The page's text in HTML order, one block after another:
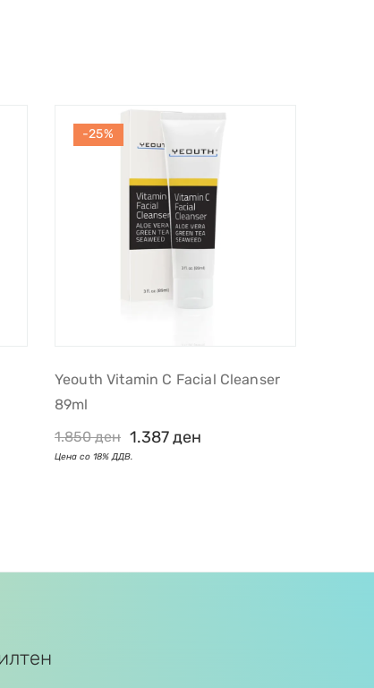
-25%
Yeouth Vitamin C Facial Cleanser
89ml
1.850ден 1.387ден